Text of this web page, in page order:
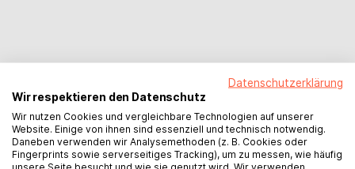
Datenschutzerklärung
Wir respektieren den Datenschutz
Wir nutzen Cookies und vergleichbare Technologien auf unserer
Website. Einige von ihnen sind essenziell und technisch notwendig.
Daneben verwenden wir Analysemethoden (z. B. Cookies oder
Fingerprints sowie serverseitiges Tracking), um zu messen, wie häufig
unsere Seite besucht und wie sie genutzt wird. Wir verwenden